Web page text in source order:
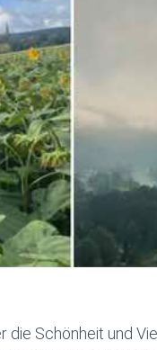
Schönheit und